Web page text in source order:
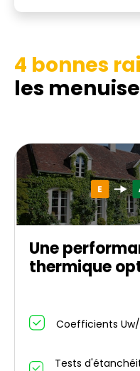
4 bonnes
les
Une
thermique
Coefficients
Tests